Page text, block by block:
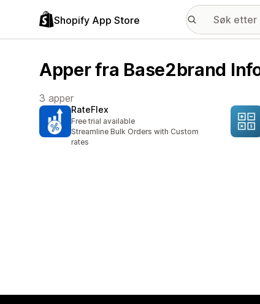
Shopify App Store
Apper fra Base2brand
3 apper
RateFlex
Free trial available
Streamline Bulk Orders with Custom
rates